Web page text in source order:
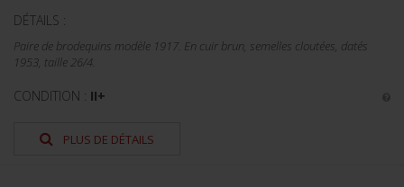
DÉTAILS :
Paire de brodequins modèle 1917. En cuir brun, semelles cloutées, datés
1953, taille 26/4.
CONDITION : II+
PLUS DE DÉTAILS